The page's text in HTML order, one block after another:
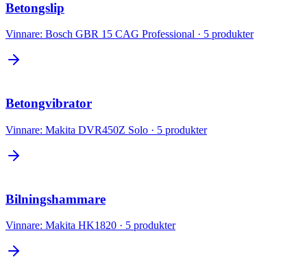
Betongslip
Vinnare: Bosch GBR 15 CAG Professional · 5 produkter
Betongvibrator
Vinnare: Makita DVR450Z Solo · 5 produkter
Bilningshammare
Vinnare: Makita HK1820 · 5 produkter